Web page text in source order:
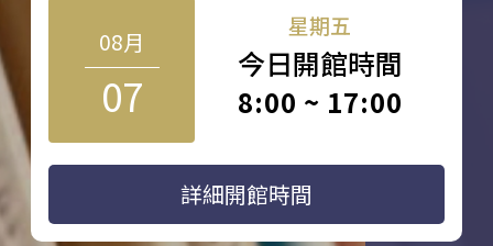
08月
07
星期五
今日開館時間
8:00 ~ 17:00
詳細開館時間